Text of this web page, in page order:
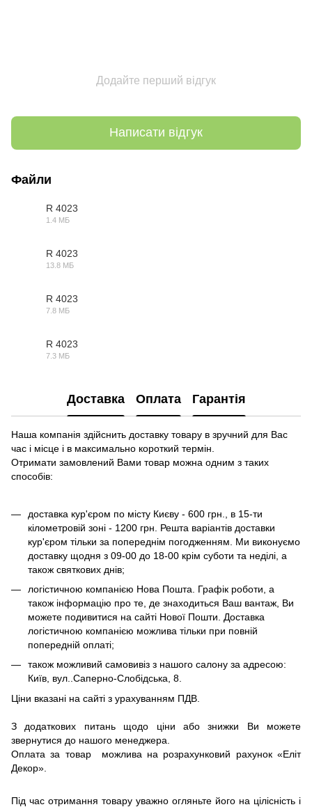
Додайте перший відгук
Написати відгук
Файли
R 4023
1.4 МБ
R 4023
13.8 МБ
R 4023
7.8 МБ
R 4023
7.3 МБ
Доставка Оплата Гарантія
Наша компанія здійснить доставку товару в зручний для Вас
час і місце і в максимально короткий термін.
Отримати замовлений Вами товар можна одним з таких
способів:
доставка кур'єром по місту Києву - 600 грн., в 15-ти
кілометровій зоні - 1200 грн. Решта варіантів доставки
кур'єром тільки за попереднім погодженням. Ми виконуємо
доставку щодня з 09-00 до 18-00 крім суботи та неділі, а
також святкових днів;
логістичною компанією Нова Пошта. Графік роботи, а
також інформацію про те, де знаходиться Ваш вантаж, Ви
можете подивитися на сайті Нової Пошти. Доставка
логістичною компанією можлива тільки при повній
попередній оплаті;
також можливий самовивіз з нашого салону за адресою:
Київ, вул..Саперно-Слобідська, 8.
Ціни вказані на сайті з урахуванням ПДВ.
З додаткових питань щодо ціни або знижки Ви можете
звернутися до нашого менеджера.
Оплата за товар можлива на розрахунковий рахунок «Еліт
Декор».
Під час отримання товару уважно огляньте його на цілісність і